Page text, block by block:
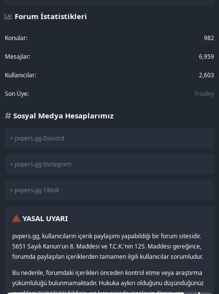
Forum İstatistikleri
Konular 982
Mesajlar 6,959
Kullanıcılar 2,603
Son Üye Trouley
Sosyal Medya Hesaplarımız
+ pvpers.gg Discord
+ pvpers.gg Instagram
+ pvpers.gg Tiktok
YASAL UYARI
pvpers.gg, kullanıcıların içerik paylaşımı yapabildiği bir forum sitesidir.
5651 Sayılı Kanun'un 8. Maddesi ve T.C.K.'nın 125. Maddesi gereğince,
forumda paylaşılan içeriklerden tamamen ilgili kullanıcılar sorumludur.
Bu nedenle, forumdaki içerikleri önceden kontrol etme veya araştırma
yükümlülüğü bulunmamaktadır. Hukuka aykırı olduğunu düşündüğünüz